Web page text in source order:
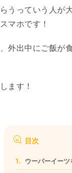
うっていう人が
マホです！
外出中にご飯が
ます！
目次
ウーバーイー